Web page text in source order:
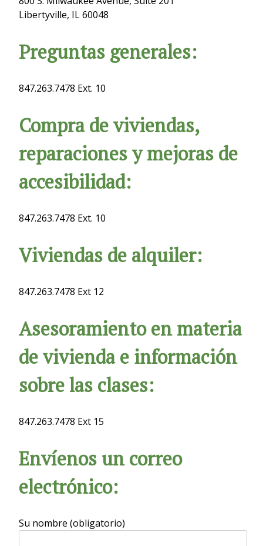
Libertyville, IL 60048
Preguntas generales:
847.263.7478 Ext. 10
Compra de viviendas,
reparaciones y mejoras de
accesibilidad:
847.263.7478 Ext. 10
Viviendas de alquiler:
847.263.7478 Ext 12
Asesoramiento en materia
de vivienda e información
sobre las clases:
847.263.7478 Ext 15
Envíenos un correo
electrónico:
Su nombre (obligatorio)